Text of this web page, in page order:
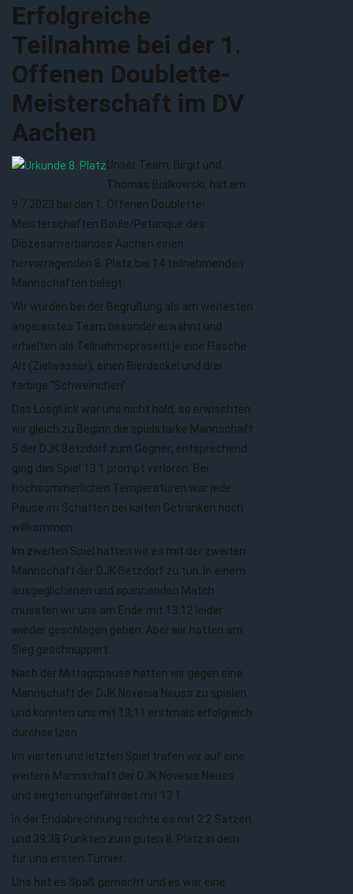
Erfolgreiche
Teilnahme bei der 1.
Offenen Doublette-
Meisterschaft im DV
Aachen
Unser Team, Birgit und
Thomas Bialkowski, hat am
9.7.2023 bei den 1. Offenen Doublette-
Meisterschaften Boule/Petanque des
Diözesanverbandes Aachen einen
hervorragenden 8. Platz bei 14 teilnehmenden
Mannschaften belegt.
Wir wurden bei der Begrüßung als am weitesten
angereistes Team besonder erwähnt und
erhielten als Teilnahmepräsent je eine Flasche
Alt (Zielwasser), einen Bierdeckel und drei
farbige "Schweinchen".
Das Losglück war uns nicht hold, so erwischten
wir gleich zu Beginn die spielstarke Mannschaft
5 der DJK Betzdorf zum Gegner; entsprechend
ging das Spiel 13:1 prompt verloren. Bei
hochsommerlichen Temperaturen war jede
Pause im Schatten bei kalten Getränken hoch
willkommen.
Im zweiten Spiel hatten wir es mit der zweiten
Mannschaft der DJK Betzdorf zu tun. In einem
ausgeglichenen und spannenden Match
mussten wir uns am Ende mit 13:12 leider
wieder geschlagen geben. Aber wir hatten am
Sieg geschnuppert.
Nach der Mittagspause hatten wir gegen eine
Mannschaft der DJK Novesia Neuss zu spielen
und konnten uns mit 13;11 erstmals erfolgreich
durchsetzen.
Im vierten und letzten Spiel trafen wir auf eine
weitere Mannschaft der DJK Novesia Neuss
und siegten ungefährdet mit 13:1.
In der Endabrechnung reichte es mit 2:2 Sätzen
und 39:38 Punkten zum guten 8. Platz in dem
für uns ersten Turnier.
Uns hat es Spaß gemacht und es war eine